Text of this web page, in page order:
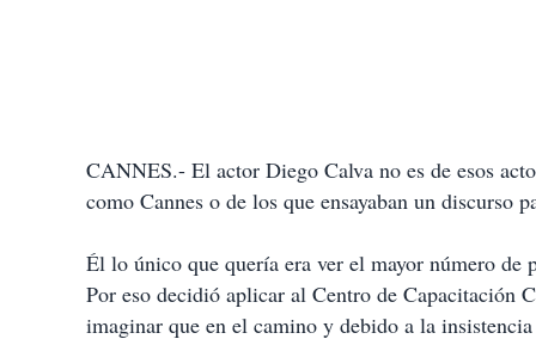
CANNES.- El actor Diego Calva no es de esos
como Cannes o de los que ensayaban un
Él lo único que quería era ver el mayor número
Por eso decidió aplicar al Centro de Capacitación
imaginar que en el camino y debido a la